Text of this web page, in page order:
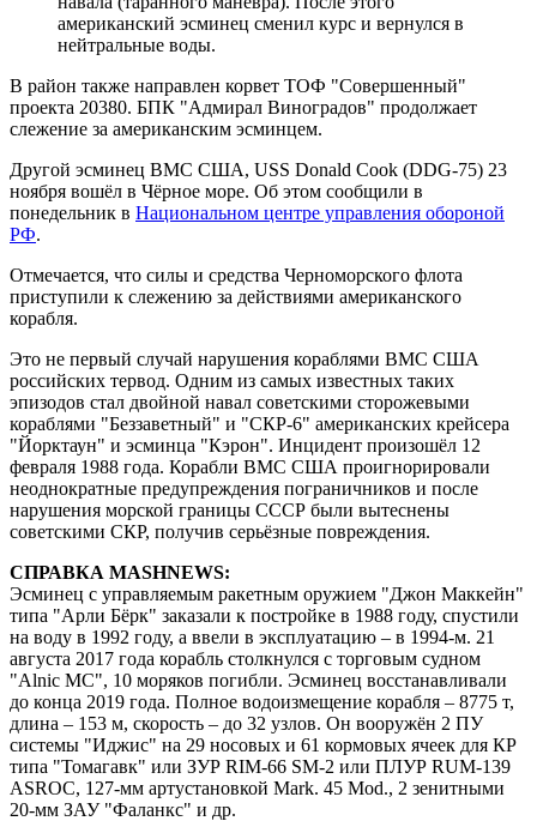
американский эсминец сменил курс и вернулся в
нейтральные воды.
В район также направлен корвет ТОФ "Совершенный"
проекта 20380. БПК "Адмирал Виноградов" продолжает
слежение за американским эсминцем.
Другой эсминец ВМС США, USS Donald Cook (DDG-75) 23
ноября вошёл в Чёрное море. Об этом сообщили в
понедельник в Национальном центре управления обороной
РФ.
Отмечается, что силы и средства Черноморского флота
приступили к слежению за действиями американского
корабля.
Это не первый случай нарушения кораблями ВМС США
российских тервод. Одним из самых известных таких
эпизодов стал двойной навал советскими сторожевыми
кораблями "Беззаветный" и "СКР-6" американских крейсера
"Йорктаун" и эсминца "Кэрон". Инцидент произошёл 12
февраля 1988 года. Корабли ВМС США проигнорировали
неоднократные предупреждения пограничников и после
нарушения морской границы СССР были вытеснены
советскими СКР, получив серьёзные повреждения.
СПРАВКА MASHNEWS:
Эсминец с управляемым ракетным оружием "Джон Маккейн"
типа "Арли Бёрк" заказали к постройке в 1988 году, спустили
на воду в 1992 году, а ввели в эксплуатацию – в 1994-м. 21
августа 2017 года корабль столкнулся с торговым судном
"Alnic MC", 10 моряков погибли. Эсминец восстанавливали
до конца 2019 года. Полное водоизмещение корабля – 8775 т,
длина – 153 м, скорость – до 32 узлов. Он вооружён 2 ПУ
системы "Иджис" на 29 носовых и 61 кормовых ячеек для КР
типа "Томагавк" или ЗУР RIM-66 SM-2 или ПЛУР RUM-139
ASROC, 127-мм артустановкой Mark. 45 Mod., 2 зенитными
20-мм ЗАУ "Фаланкс" и др.